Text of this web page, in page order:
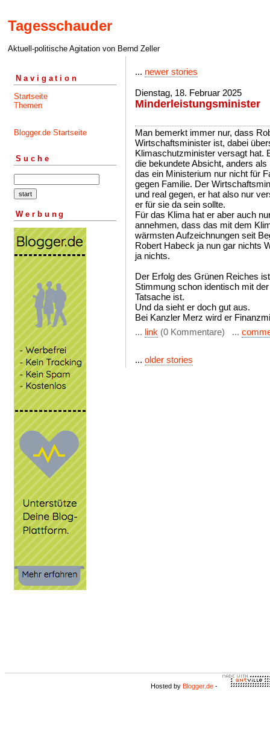
Tagesschauder
Aktuell-politische Agitation von Bernd Zeller
Navigation
Startseite
Themen
Blogger.de Startseite
Suche
Werbung
... newer stories
Dienstag, 18. Februar 2025
Minderleistungsminister
Man bemerkt immer nur, dass
Wirtschaftsminister ist, dabei
Klimaschutzminister versagt hat.
die bekundete Absicht, anders
das ein Ministerium nur nicht für
gegen Familie. Der
und real gegen, er hat also nur
er für sie da sein sollte.
Für das Klima hat er aber auch
annehmen, dass das mit dem
wärmsten Aufzeichnungen seit
Robert Habeck ja nun gar nichts
ja nichts.
Der Erfolg des Grünen Reiches
Stimmung schon identisch mit
Tatsache ist.
Und da sieht er doch gut aus.
Bei Kanzler Merz wird er
... link (0 Kommentare) ...
... older stories
Hosted by Blogger.de -